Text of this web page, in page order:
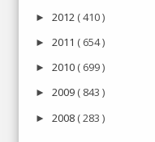
► 2012 ( 410 )
► 2011 ( 654 )
► 2010 ( 699 )
► 2009 ( 843 )
► 2008 ( 283 )